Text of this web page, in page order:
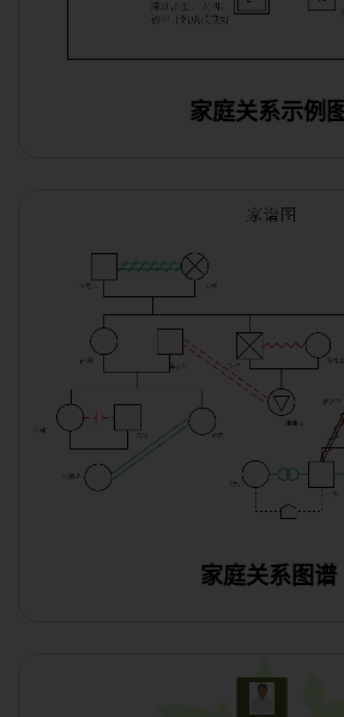
使用此模板
使用此模板
家庭关系示例图
家庭关系图谱